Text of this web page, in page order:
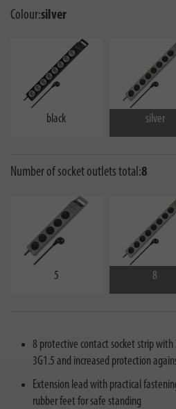
Colour:silver
black silver
Number of socket outlets total:8
5 8
8 protective contact socket strip
3G1.5 and increased protection
Extension lead with practical
rubber feet for safe standing